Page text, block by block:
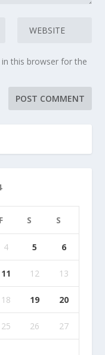
this browser for the
F S S
4 5 6
11 12 13
18 19 20
25 26 27